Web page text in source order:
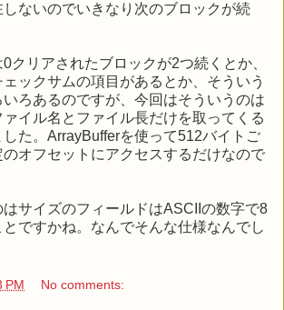
ないのでいきなり次のブロックが続
クリアされたブロックが2つ続くとか、
ックサムの項目があるとか、そういう
ろあるのですが、今回はそういうのは
イル名とファイル長だけを取ってくる
た。ArrayBufferを使って512バイトご
オフセットにアクセスするだけなので
サイズのフィールドはASCIIの数字で8
ですかね。なんでそんな仕様なんでし
PM No comments: